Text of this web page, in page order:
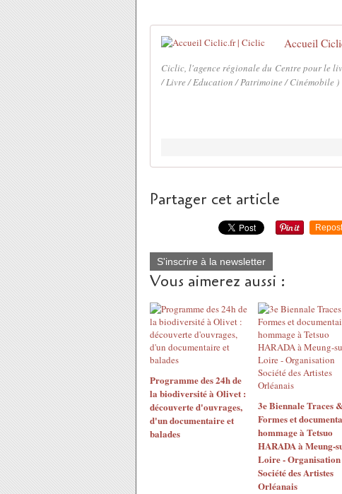
Accueil
Ciclic, l'agence régionale du Centre pour le
/ Livre / Education / Patrimoine / Cinémobile )
Partager cet article
Repost
S'inscrire à la newsletter
Vous aimerez aussi :
Programme des 24h de
la biodiversité à Olivet :
découverte d'ouvrages,
d'un documentaire et
balades
3e Biennale Traces &
Formes et
hommage à Tetsuo
HARADA à Meung-
Loire - Organisation
Société des Artistes
Orléanais